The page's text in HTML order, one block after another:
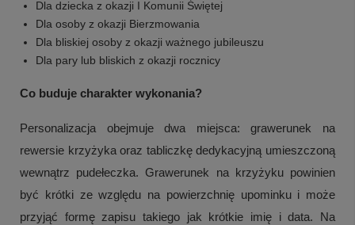
Zobacz więcej
Dla dziecka z okazji I Komunii Świętej
Dla osoby z okazji Bierzmowania
Dla bliskiej osoby z okazji ważnego jubileuszu
Dla pary lub bliskich z okazji rocznicy
Co buduje charakter wykonania?
Personalizacja obejmuje dwa miejsca: grawerunek na
rewersie krzyżyka oraz tabliczkę dedykacyjną umieszczoną
wewnątrz pudełeczka. Grawerunek na krzyżyku powinien
być krótki ze względu na powierzchnię upominku i może
przyjąć formę zapisu takiego jak krótkie imię i data. Na